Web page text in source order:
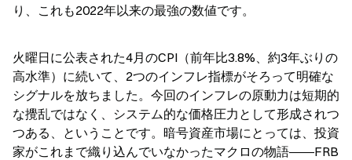
り、これも2022年以来の最強の数値です。
火曜日に公表された4月のCPI（前年比3.8%、約3年ぶりの
高水準）に続いて、2つのインフレ指標がそろって明確な
シグナルを放ちました。今回のインフレの原動力は短期的
な攪乱ではなく、システム的な価格圧力として形成されつ
つある、ということです。暗号資産市場にとっては、投資
家がこれまで織り込んでいなかったマクロの物語――FRB